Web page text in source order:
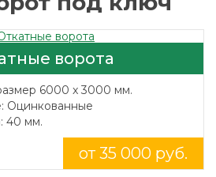
ворота
6000 x 3000 мм.
Оцинкованные
40 мм.
от 35 000 руб.